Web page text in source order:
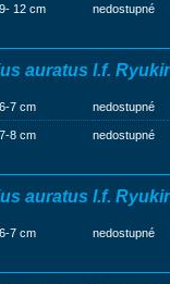
9- 12 cm nedostupné
auratus l.f.
6-7 cm nedostupné
7-8 cm nedostupné
auratus l.f.
6-7 cm nedostupné